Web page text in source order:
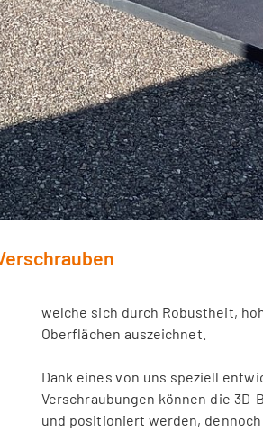
welche sich durch Robustheit,
Oberflächen auszeichnet.
Dank eines von uns speziell
Verschraubungen können die
und positioniert werden,